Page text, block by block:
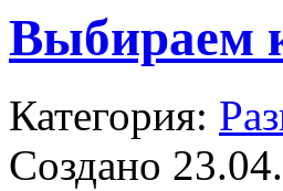
Выбираем
Категория:
Создано